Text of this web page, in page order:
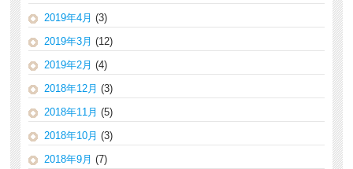
2019年4月 (3)
2019年3月 (12)
2019年2月 (4)
2018年12月 (3)
2018年11月 (5)
2018年10月 (3)
2018年9月 (7)